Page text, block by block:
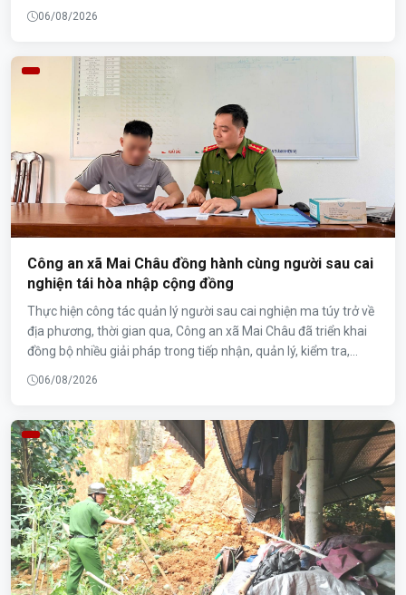
06/08/2026
Công an xã Mai Châu đồng hành cùng người sau cai
nghiện tái hòa nhập cộng đồng
Thực hiện công tác quản lý người sau cai nghiện ma túy trở về
địa phương, thời gian qua, Công an xã Mai Châu đã triển khai
đồng bộ nhiều giải pháp trong tiếp nhận, quản lý, kiểm tra,
an ninh trật tự và tạo điều kiện để người sau cai nghiện ổn định
cuộc sống.
06/08/2026